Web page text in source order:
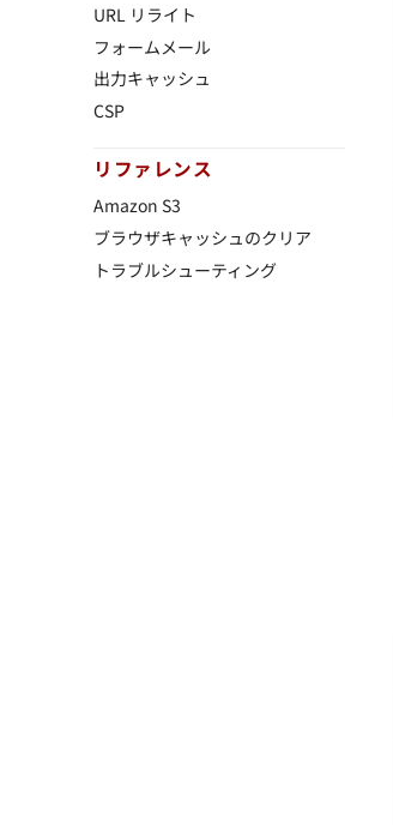
URL リライト
フォームメール
出力キャッシュ
CSP
リファレンス
Amazon S3
ブラウザキャッシュのクリア
トラブルシューティング